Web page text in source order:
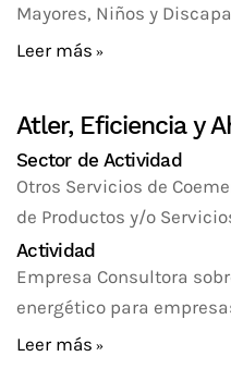
Mayores, Niños y
Leer más
Atler, Eficiencia y
Sector de Actividad
Otros Servicios de
de Productos y/o
Actividad
Empresa Consultora
energético para
Leer más